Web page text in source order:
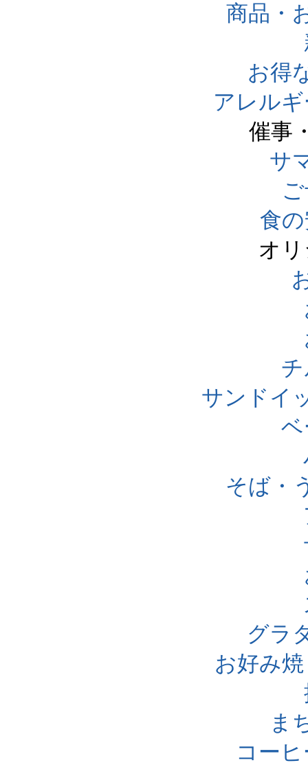
商品・
お得
アレル
催事
サ
食
オ
サンドイ
そば・
グラ
お好み
ま
コー